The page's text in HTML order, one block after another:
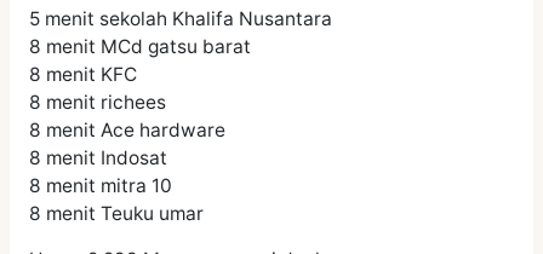
5 menit sekolah Khalifa Nusantara
8 menit MCd gatsu barat
8 menit KFC
8 menit richees
8 menit Ace hardware
8 menit Indosat
8 menit mitra 10
8 menit Teuku umar